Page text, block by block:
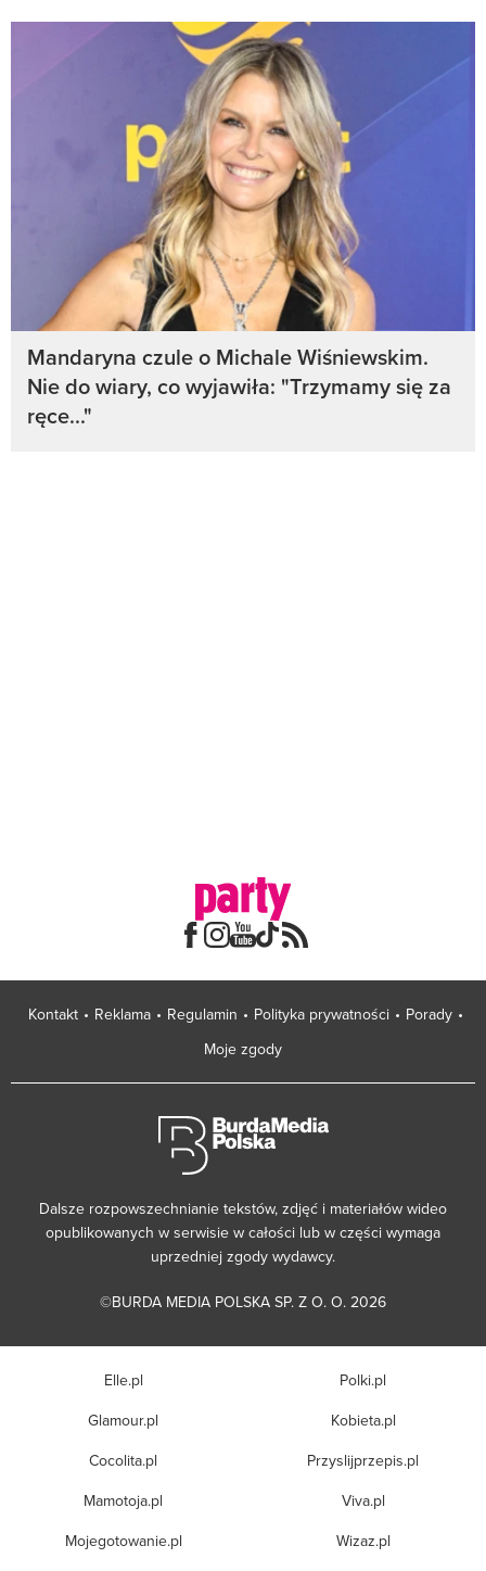
Mandaryna czule o Michale Wiśniewskim.
Nie do wiary, co wyjawiła: "Trzymamy się za
ręce..."
Kontakt Reklama Regulamin Polityka prywatności
Porady
Moje zgody
Dalsze rozpowszechnianie tekstów, zdjęć i materiałów wideo
opublikowanych w serwisie w całości lub w części wymaga
uprzedniej zgody wydawcy.
©BURDA MEDIA POLSKA SP. Z O. O. 2026
Elle.pl
Glamour.pl
Cocolita.pl
Mamotoja.pl
Mojegotowanie.pl
Polki.pl
Kobieta.pl
Przyslijprzepis.pl
Viva.pl
Wizaz.pl